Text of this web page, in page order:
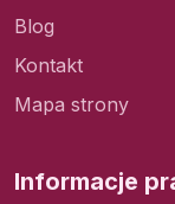
Blog
Kontakt
Mapa strony
Informacje